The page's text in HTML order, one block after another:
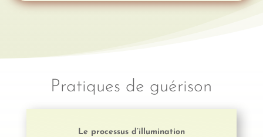
Pratiques de guérison
Le processus d’illumination